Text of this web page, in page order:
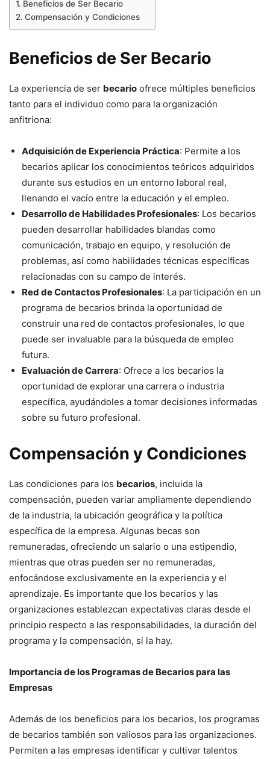
Beneficios de Ser Becario
Compensación y Condiciones
Beneficios de Ser Becario
La experiencia de ser becario ofrece múltiples beneficios
tanto para el individuo como para la organización
anfitriona:
Adquisición de Experiencia Práctica: Permite a los
becarios aplicar los conocimientos teóricos adquiridos
durante sus estudios en un entorno laboral real,
llenando el vacío entre la educación y el empleo.
Desarrollo de Habilidades Profesionales: Los becarios
pueden desarrollar habilidades blandas como
comunicación, trabajo en equipo, y resolución de
problemas, así como habilidades técnicas específicas
relacionadas con su campo de interés.
Red de Contactos Profesionales: La participación en un
programa de becarios brinda la oportunidad de
construir una red de contactos profesionales, lo que
puede ser invaluable para la búsqueda de empleo
futura.
Evaluación de Carrera: Ofrece a los becarios la
oportunidad de explorar una carrera o industria
específica, ayudándoles a tomar decisiones informadas
sobre su futuro profesional.
Compensación y Condiciones
Las condiciones para los becarios, incluida la
compensación, pueden variar ampliamente dependiendo
de la industria, la ubicación geográfica y la política
específica de la empresa. Algunas becas son
remuneradas, ofreciendo un salario o una estipendio,
mientras que otras pueden ser no remuneradas,
enfocándose exclusivamente en la experiencia y el
aprendizaje. Es importante que los becarios y las
organizaciones establezcan expectativas claras desde el
principio respecto a las responsabilidades, la duración del
programa y la compensación, si la hay.
Importancia de los Programas de Becarios para las
Empresas
Además de los beneficios para los becarios, los programas
de becarios también son valiosos para las organizaciones.
Permiten a las empresas identificar y cultivar talentos